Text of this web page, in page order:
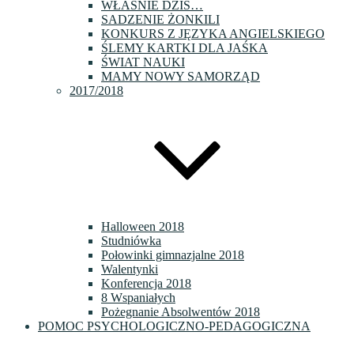
WŁAŚNIE DZIŚ…
SADZENIE ŻONKILI
KONKURS Z JĘZYKA ANGIELSKIEGO
ŚLEMY KARTKI DLA JAŚKA
ŚWIAT NAUKI
MAMY NOWY SAMORZĄD
2017/2018
Halloween 2018
Studniówka
Połowinki gimnazjalne 2018
Walentynki
Konferencja 2018
8 Wspaniałych
Pożegnanie Absolwentów 2018
POMOC PSYCHOLOGICZNO-PEDAGOGICZNA